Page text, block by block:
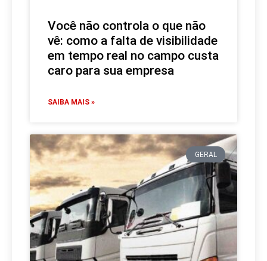
Você não controla o que não
vê: como a falta de visibilidade
em tempo real no campo custa
caro para sua empresa
SAIBA MAIS »
GERAL